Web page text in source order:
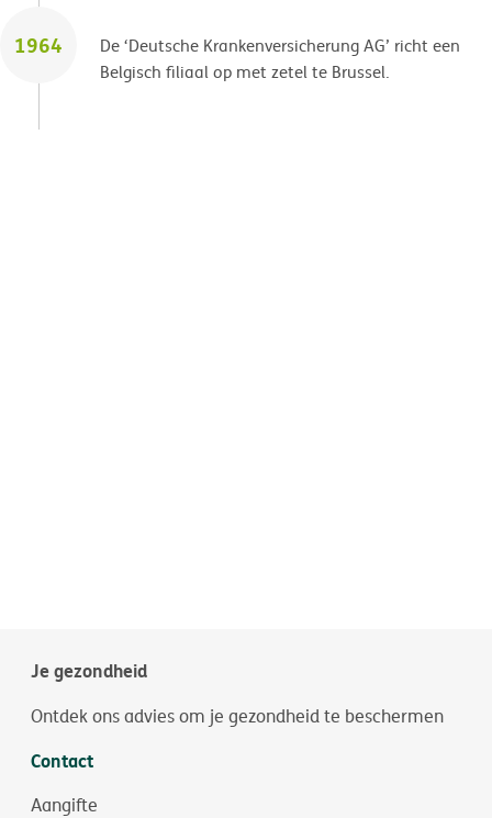
1964
De ‘Deutsche Krankenversicherung AG’ richt een
Belgisch filiaal op met zetel te Brussel.
Je gezondheid
Ontdek ons advies om je gezondheid te beschermen
Contact
Aangifte